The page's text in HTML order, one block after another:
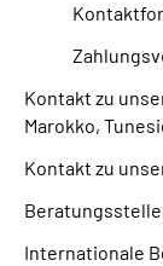
Kontakt zu
Marokko,
Kontakt zu
Internationale